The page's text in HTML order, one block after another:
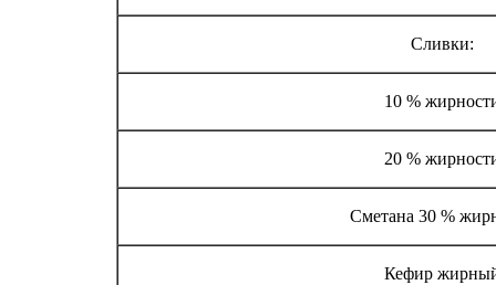
Сливки:
10 %
20 %
Сметана 30 %
Кефир